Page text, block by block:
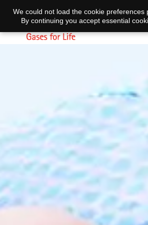
We could not load the cookie preferences
By continuing you accept essential